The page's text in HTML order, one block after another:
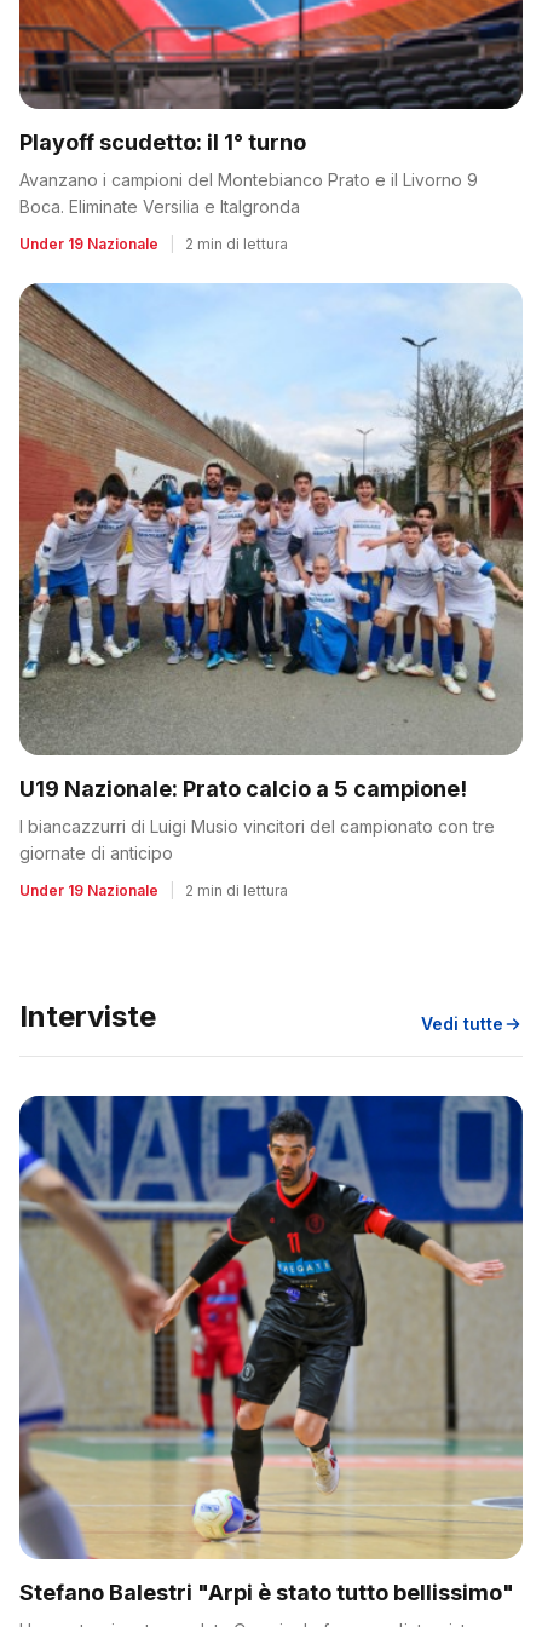
Playoff scudetto: il 1° turno
Avanzano i campioni del Montebianco Prato e il Livorno 9
Boca. Eliminate Versilia e Italgronda
Under 19 Nazionale 2 min di lettura
U19 Nazionale: Prato calcio a 5 campione!
I biancazzurri di Luigi Musio vincitori del campionato con tre
giornate di anticipo
Under 19 Nazionale 2 min di lettura
Interviste Vedi tutte
Stefano Balestri "Arpi è stato tutto bellissimo"